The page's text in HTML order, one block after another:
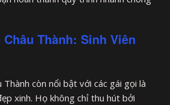
Thành: Sinh Viên
Thành còn nổi bật với các gái gọi là
xinh. Họ không chỉ thu hút bởi